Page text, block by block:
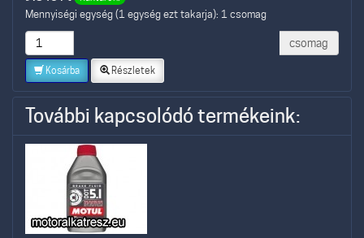
Mennyiségi egység (1 egység ezt takarja): 1 csomag
csomag
Kosárba Részletek
További kapcsolódó termékeink: